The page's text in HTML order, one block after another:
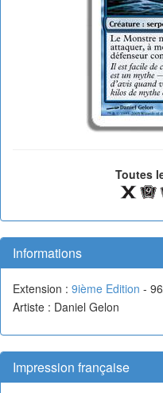
Toutes
Informations
Extension : 9ième Edition -
Artiste : Daniel Gelon
Impression française